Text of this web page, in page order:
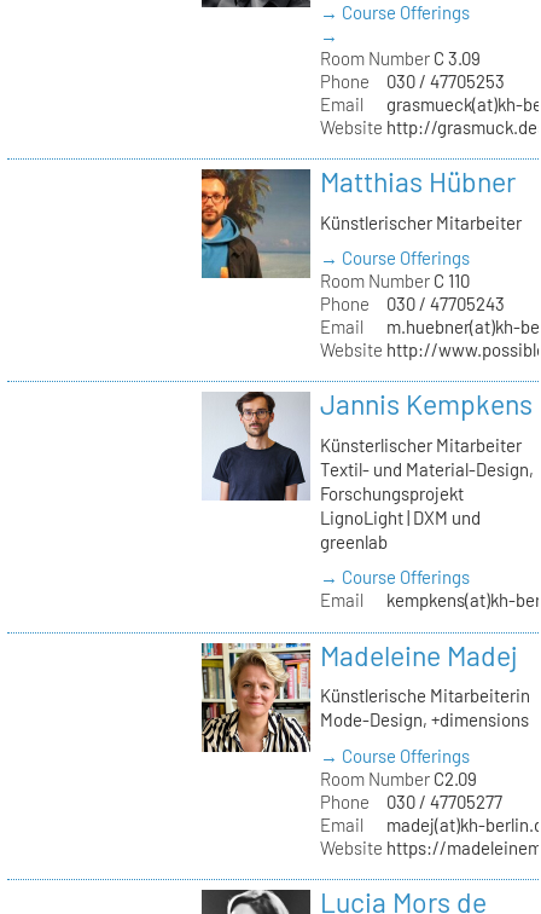
→ Course Offerings
→
Room NumberC 3.09
Phone
030 / 47705253
Email
grasmueck(at)kh-
Website http://
Matthias Hübner
Künstlerischer Mitarbeiter
→ Course Offerings
Room NumberC 110
Phone
030 / 47705243
Email
m.huebner(at)kh-
Website http://
Jannis Kempkens
Künsterlischer Mitarbeiter
Textil- und Material-Design,
Forschungsprojekt
LignoLight | DXM und
greenlab
→ Course Offerings
Email
kempkens(at)kh-
Madeleine Madej
Künstlerische Mitarbeiterin
Mode-Design, +dimensions
→ Course Offerings
Room NumberC2.09
Phone
030 / 47705277
Email
madej(at)kh-
Website https://
Lucia Mors de